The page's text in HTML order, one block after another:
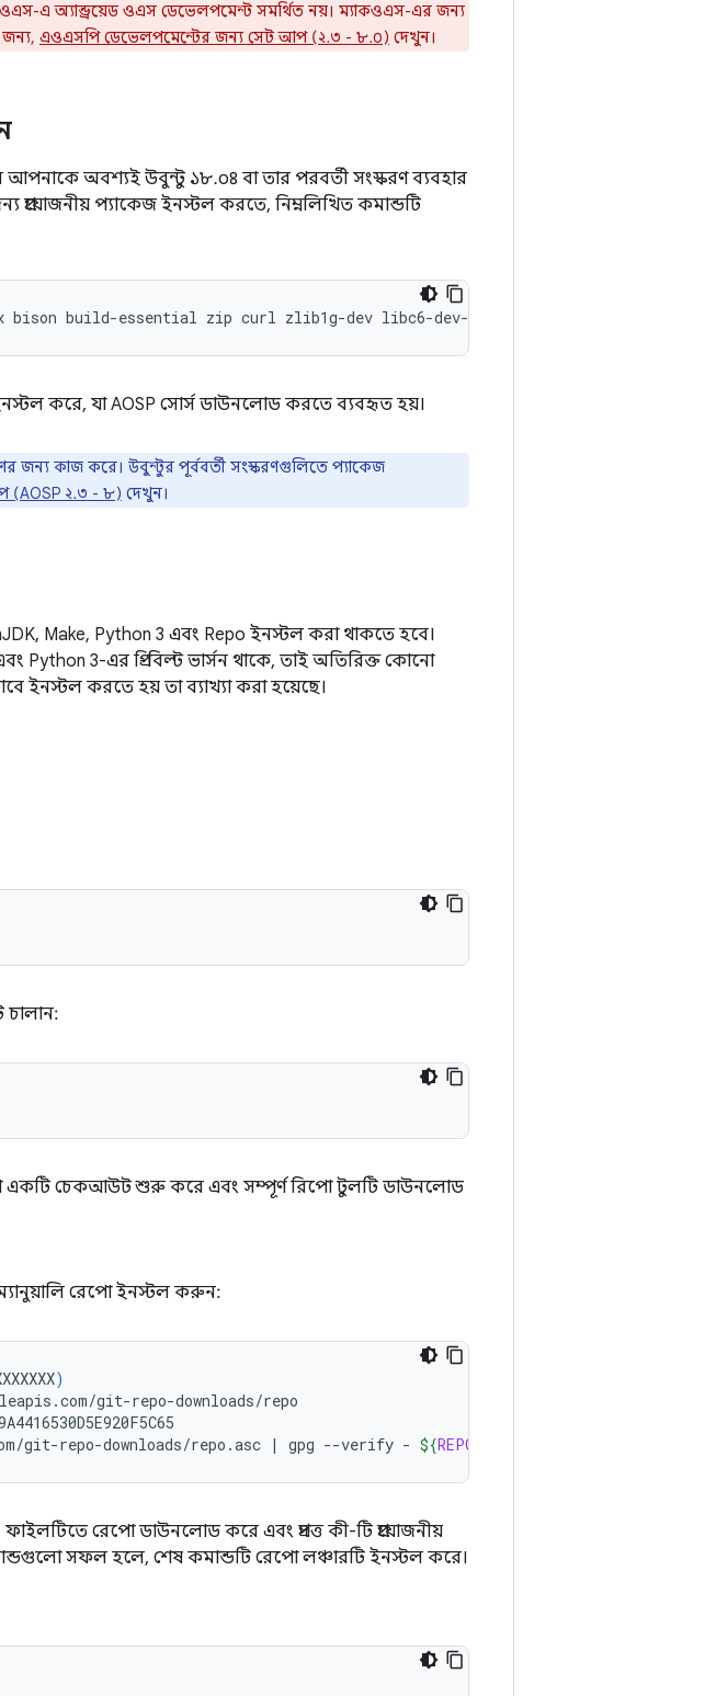
এ অ্যান্ড্রয়েড ওএস ডেভেলপমেন্ট সমর্থিত নয়। ম্যাকওএস-এর জন্য
এওএসপি ডেভেলপমেন্টের জন্য সেট আপ (২.৩ - ৮.০) দেখুন।
আপনাকে অবশ্যই উবুন্টু ১৮.০৪ বা তার পরবর্তী সংস্করণ ব্যবহার
প্রয়োজনীয় প্যাকেজ ইনস্টল করতে, নিম্নলিখিত কমান্ডটি
bison build-essential zip curl zlib1g-dev libc6-dev-i386
করে, যা AOSP সোর্স ডাউনলোড করতে ব্যবহৃত হয়।
জন্য কাজ করে। উবুন্টুর পূর্ববর্তী সংস্করণগুলিতে প্যাকেজ
(AOSP ২.৩ - ৮) দেখুন।
Make, Python 3 এবং Repo ইনস্টল করা থাকতে হবে।
Python 3-এর প্রি-বিল্ট ভার্সন থাকে, তাই অতিরিক্ত কোনো
ইনস্টল করতে হয় তা ব্যাখ্যা করা হয়েছে।
চালান:
যা একটি চেকআউট শুরু করে এবং সম্পূর্ণ রিপো টুলটি ডাউনলোড
রেপো ইনস্টল করুন:
)
git-repo-downloads/repo
git-repo-downloads/repo.asc | gpg --verify - ${REPO
রেপো ডাউনলোড করে এবং প্রদত্ত কী-টি প্রয়োজনীয়
সফল হলে, শেষ কমান্ডটি রেপো লঞ্চারটি ইনস্টল করে।